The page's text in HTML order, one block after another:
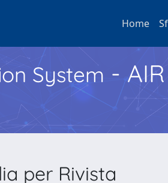
Home
System - AIR
per Rivista